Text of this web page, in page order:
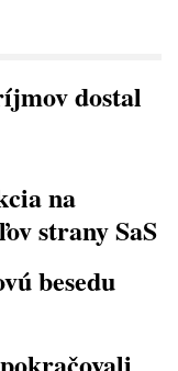
dostal
na
strany SaS
besedu